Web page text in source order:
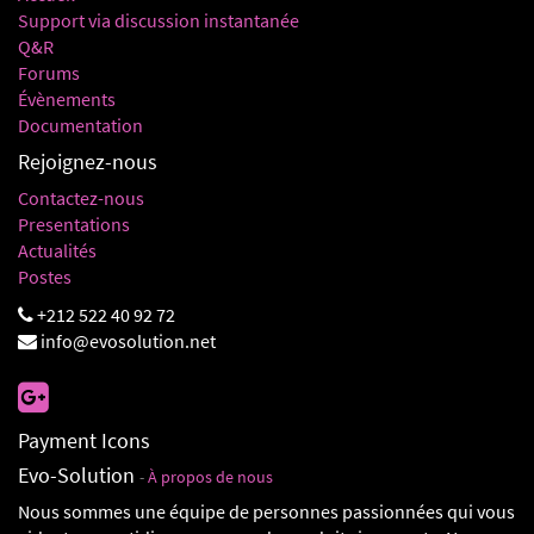
Support via discussion instantanée
Q&R
Forums
Évènements
Documentation
Rejoignez-nous
Contactez-nous
Presentations
Actualités
Postes
+212 522 40 92 72
info@evosolution.net
Payment Icons
Evo-Solution -À propos de nous
Nous sommes une équipe de personnes passionnées qui vous